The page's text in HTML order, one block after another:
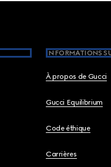
INFORMATIONS
À propos de Gucci
Gucci Equilibrium
Code éthique
Carrières